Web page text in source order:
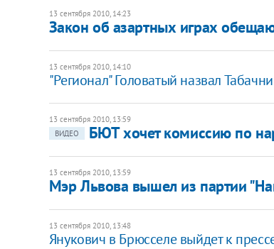
13 сентября 2010, 14:23
Закон об азартных играх
13 сентября 2010, 14:10
"Регионал" Головатый назвал
13 сентября 2010, 13:59
ВИДЕО
БЮТ хочет комиссию по
13 сентября 2010, 13:59
Мэр Львова вышел из партии
13 сентября 2010, 13:48
Янукович в Брюсселе выйдет к